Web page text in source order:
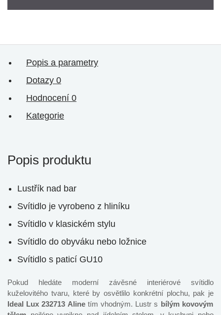
Popis a parametry
Dotazy 0
Hodnocení 0
Kategorie
Popis produktu
Lustřík nad bar
Svítidlo je vyrobeno z hliníku
Svítidlo v klasickém stylu
Svítidlo do obyváku nebo ložnice
Svítidlo s paticí GU10
Pokud hledáte moderní závěsné interiérové svítidlo
kuželovitého tvaru, které by osvětlilo konkrétní plochu, pak je
Ideal Lux 232713 Alinetím vhodným. Lustr s bílým kovovým